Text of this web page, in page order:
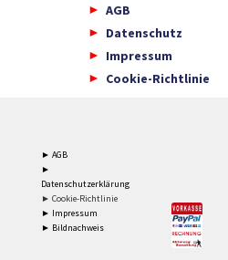
AGB
Datenschutz
Impressum
Cookie-Richtlinie
► AGB
►
Datenschutzerklärung
► Cookie-Richtlinie
► Impressum
► Bildnachweis